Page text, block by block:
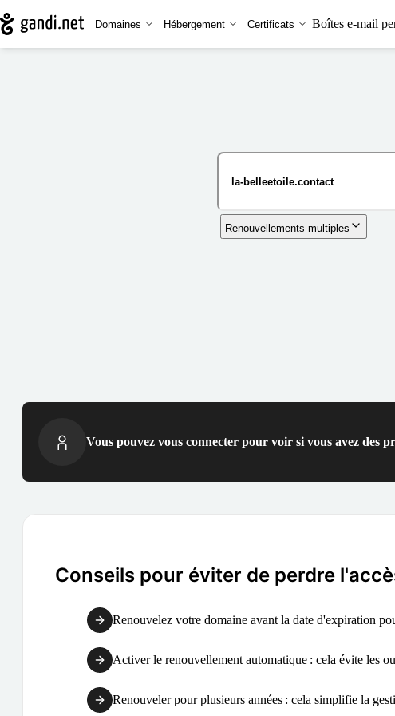
Domaines Hébergement Certificats Boîtes e-mail
Renouvellements multiples
Vous pouvez vous connecter pour voir si vous avez des
Conseils pour éviter de perdre
Renouvelez votre domaine avant la date d'expiration
Activer le renouvellement automatique : cela évite les
Renouveler pour plusieurs années : cela simplifie la